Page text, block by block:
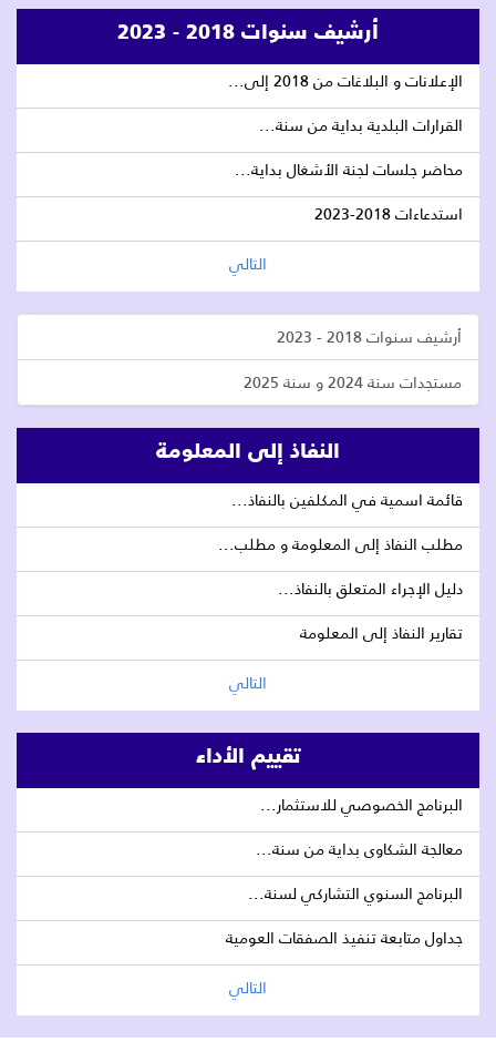
أرشيف سنوات 2018 - 2023
الإعلانات و البلاغات من 2018 إلى...
القرارات البلدية بداية من سنة...
محاضر جلسات لجنة الأشغال بداية...
استدعاءات 2018-2023
التالي
أرشيف سنوات 2018 - 2023
مستجدات سنة 2024 و سنة 2025
النفاذ إلى المعلومة
قائمة اسمية في المكلفين بالنفاذ...
مطلب النفاذ إلى المعلومة و مطلب...
دليل الإجراء المتعلق بالنفاذ...
تقارير النفاذ إلى المعلومة
التالي
تقييم الأداء
البرنامج الخصوصي للاستثمار...
معالجة الشكاوى بداية من سنة...
البرنامج السنوي التشاركي لسنة...
جداول متابعة تنفيذ الصفقات العومية
التالي